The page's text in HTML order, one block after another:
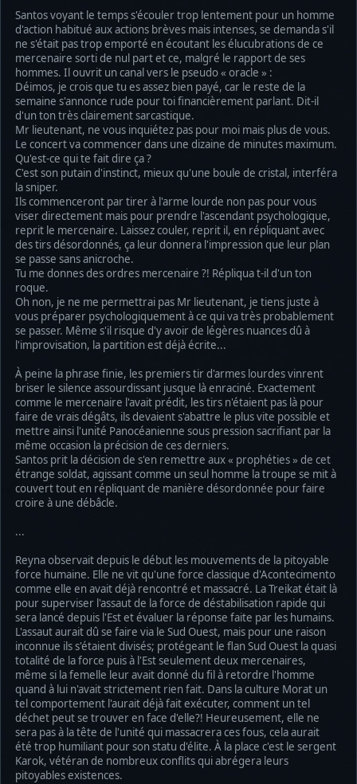
Santos voyant le temps s'écouler trop lentement pour un homme
d'action habitué aux actions brèves mais intenses, se demanda s'il
ne s'était pas trop emporté en écoutant les élucubrations de ce
mercenaire sorti de nul part et ce, malgré le rapport de ses
hommes. Il ouvrit un canal vers le pseudo « oracle » :
Déimos, je crois que tu es assez bien payé, car le reste de la
semaine s'annonce rude pour toi financièrement parlant. Dit-il
d'un ton très clairement sarcastique.
Mr lieutenant, ne vous inquiétez pas pour moi mais plus de vous.
Le concert va commencer dans une dizaine de minutes maximum.
Qu'est-ce qui te fait dire ça ?
C'est son putain d'instinct, mieux qu'une boule de cristal, interféra
la sniper.
Ils commenceront par tirer à l'arme lourde non pas pour vous
viser directement mais pour prendre l'ascendant psychologique,
reprit le mercenaire. Laissez couler, reprit il, en répliquant avec
des tirs désordonnés, ça leur donnera l'impression que leur plan
se passe sans anicroche.
Tu me donnes des ordres mercenaire ?! Répliqua t-il d'un ton
roque.
Oh non, je ne me permettrai pas Mr lieutenant, je tiens juste à
vous préparer psychologiquement à ce qui va très probablement
se passer. Même s'il risque d'y avoir de légères nuances dû à
l'improvisation, la partition est déjà écrite...
À peine la phrase finie, les premiers tir d'armes lourdes vinrent
briser le silence assourdissant jusque là enraciné. Exactement
comme le mercenaire l'avait prédit, les tirs n'étaient pas là pour
faire de vrais dégâts, ils devaient s'abattre le plus vite possible et
mettre ainsi l'unité Panocéanienne sous pression sacrifiant par la
même occasion la précision de ces derniers.
Santos prit la décision de s'en remettre aux « prophéties » de cet
étrange soldat, agissant comme un seul homme la troupe se mit à
couvert tout en répliquant de manière désordonnée pour faire
croire à une débâcle.
...
Reyna observait depuis le début les mouvements de la pitoyable
force humaine. Elle ne vit qu'une force classique d'Acontecimento
comme elle en avait déjà rencontré et massacré. La Treikat était là
pour superviser l'assaut de la force de déstabilisation rapide qui
sera lancé depuis l'Est et évaluer la réponse faite par les humains.
L'assaut aurait dû se faire via le Sud Ouest, mais pour une raison
inconnue ils s'étaient divisés; protégeant le flan Sud Ouest la quasi
totalité de la force puis à l'Est seulement deux mercenaires,
même si la femelle leur avait donné du fil à retordre l'homme
quand à lui n'avait strictement rien fait. Dans la culture Morat un
tel comportement l'aurait déjà fait exécuter, comment un tel
déchet peut se trouver en face d'elle?! Heureusement, elle ne
sera pas à la tête de l'unité qui massacrera ces fous, cela aurait
été trop humiliant pour son statu d'élite. À la place c'est le sergent
Karok, vétéran de nombreux conflits qui abrégera leurs
pitoyables existences.